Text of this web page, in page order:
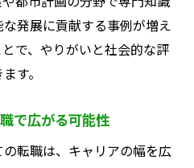
欠かせない建設コンサル
トが目指すべきスキルア
発展に貢献する事例が増え
で、やりがいと社会的な評
す。
で広がる可能性
転職は、キャリアの幅を広